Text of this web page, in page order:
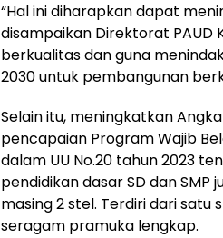
“Hal ini diharapkan dapat
disampaikan Direktorat PAUD
berkualitas dan guna
2030 untuk pembangunan
Selain itu, meningkatkan
pencapaian Program Wajib
dalam UU No.20 tahun 2023
pendidikan dasar SD dan
masing 2 stel. Terdiri dari
seragam pramuka lengkap.